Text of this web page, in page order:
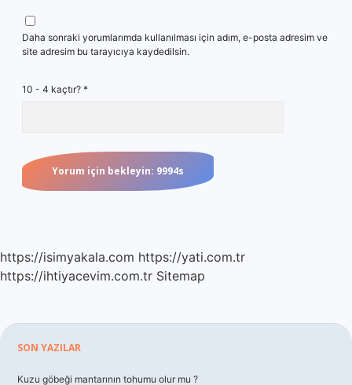
Daha sonraki yorumlarımda kullanılması için adım, e-posta adresim ve
site adresim bu tarayıcıya kaydedilsin.
10 - 4 kaçtır? *
https://isimyakala.com https://yati.com.tr
https://ihtiyacevim.com.tr Sitemap
Sidebar
SON YAZILAR
Kuzu göbeği mantarının tohumu olur mu ?